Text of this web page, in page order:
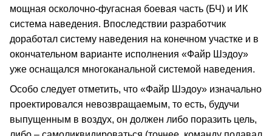
мощная осколочно-фугасная боевая часть (БЧ) и ИК
система наведения. Впоследствии разработчик
доработал систему наведения на конечном участке и в
окончательном варианте исполнения «Файр Шэдоу»
уже оснащался многоканальной системой наведения.
Особо следует отметить, что «Файр Шэдоу» изначально
проектировался невозвращаемым, то есть, будучи
выпущенным в воздух, он должен либо поразить цель,